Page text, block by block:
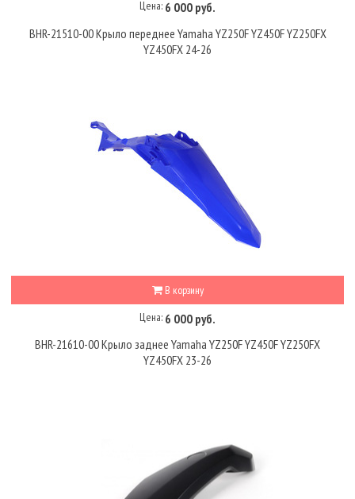
Цена: 6 000 руб.
BHR-21510-00 Крыло переднее Yamaha YZ250F YZ450F YZ250FX
YZ450FX 24-26
В корзину
Цена: 6 000 руб.
BHR-21610-00 Крыло заднее Yamaha YZ250F YZ450F YZ250FX
YZ450FX 23-26